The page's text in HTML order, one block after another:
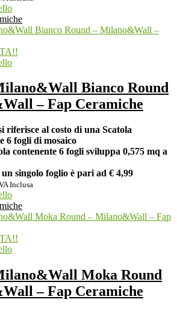
Bianco Round
– Fap Ceramiche
riferisce al costo di una Scatola
6 fogli di mosaico
contenente 6 fogli sviluppa 0,575 mq a
singolo foglio è pari ad € 4,99
Inclusa
Moka Round
– Fap Ceramiche